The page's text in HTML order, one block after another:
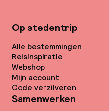
Op stedentrip
Alle bestemmingen
Reisinspiratie
Webshop
Mijn account
Code verzilveren
Samenwerken